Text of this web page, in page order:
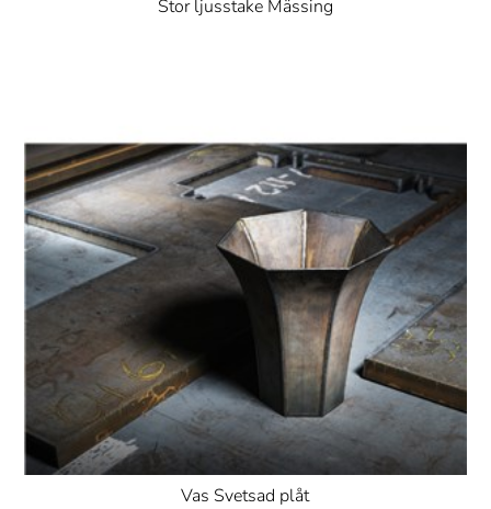
Stor ljusstake Mässing
Vas Svetsad plåt